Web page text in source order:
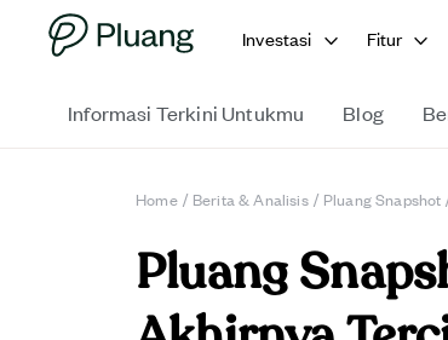
Investasi Fitur
Informasi Terkini Untukmu Blog
Home / Berita & Analisis / Pluang Snapshot
Pluang